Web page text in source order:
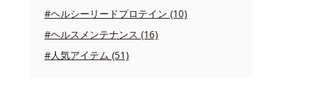
#ヘルシーリードプロテイン (10)
#ヘルスメンテナンス (16)
#人気アイテム (51)